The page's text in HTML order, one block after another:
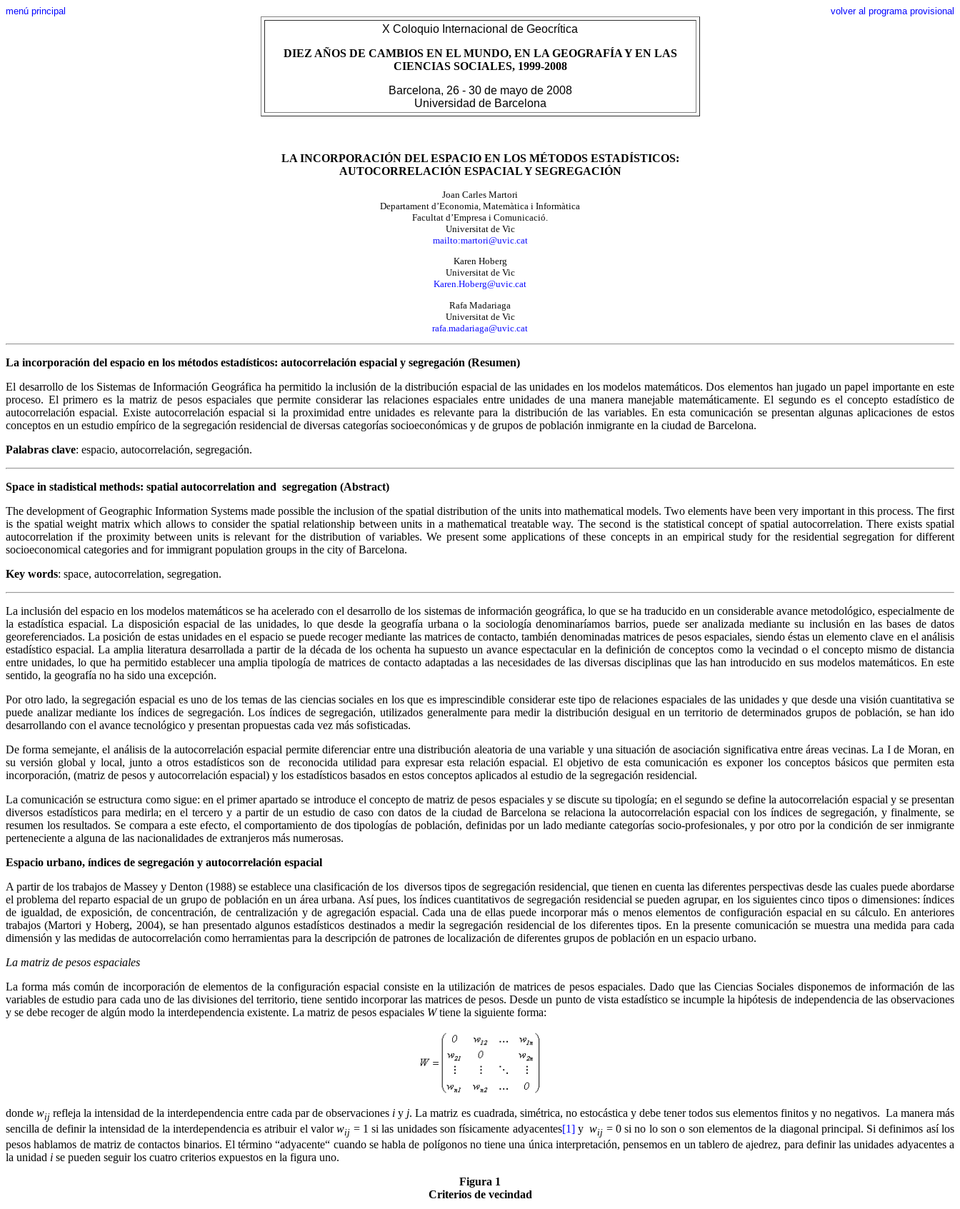
menú principal volver al programa provisional
X Coloquio Internacional de Geocrítica
DIEZ AÑOS DE CAMBIOS EN EL MUNDO, EN LA GEOGRAFÍA Y EN LAS
CIENCIAS SOCIALES, 1999-2008
Barcelona, 26 - 30 de mayo de 2008
Universidad de Barcelona
LA INCORPORACIÓN DEL ESPACIO EN LOS MÉTODOS ESTADÍSTICOS:
AUTOCORRELACIÓN ESPACIAL Y SEGREGACIÓN
Joan Carles Martori
Departament d’Economia, Matemàtica i Informàtica
Facultat d’Empresa i Comunicació.
Universitat de Vic
mailto:martori@uvic.cat
Karen Hoberg
Universitat de Vic
Karen.Hoberg@uvic.cat
Rafa Madariaga
Universitat de Vic
rafa.madariaga@uvic.cat
La incorporación del espacio en los métodos estadísticos: autocorrelación espacial y segregación (Resumen)
El desarrollo de los Sistemas de Información Geográfica ha permitido la inclusión de la distribución espacial de las unidades en los modelos matemáticos. Dos elementos han jugado un papel importante en este
proceso. El primero es la matriz de pesos espaciales que permite considerar las relaciones espaciales entre unidades de una manera manejable matemáticamente. El segundo es el concepto estadístico de
autocorrelación espacial. Existe autocorrelación espacial si la proximidad entre unidades es relevante para la distribución de las variables. En esta comunicación se presentan algunas aplicaciones de estos
conceptos en un estudio empírico de la segregación residencial de diversas categorías socioeconómicas y de grupos de población inmigrante en la ciudad de Barcelona.
Palabras clave: espacio, autocorrelación, segregación.
Space in stadistical methods: spatial autocorrelation and segregation (Abstract)
The development of Geographic Information Systems made possible the inclusion of the spatial distribution of the units into mathematical models. Two elements have been very important in this process. The first
is the spatial weight matrix which allows to consider the spatial relationship between units in a mathematical treatable way. The second is the statistical concept of spatial autocorrelation. There exists spatial
autocorrelation if the proximity between units is relevant for the distribution of variables. We present some applications of these concepts in an empirical study for the residential segregation for different
socioeconomical categories and for immigrant population groups in the city of Barcelona.
Key words: space, autocorrelation, segregation.
La inclusión del espacio en los modelos matemáticos se ha acelerado con el desarrollo de los sistemas de información geográfica, lo que se ha traducido en un considerable avance metodológico, especialmente de
la estadística espacial. La disposición espacial de las unidades, lo que desde la geografía urbana o la sociología denominaríamos barrios, puede ser analizada mediante su inclusión en las bases de datos
georeferenciados. La posición de estas unidades en el espacio se puede recoger mediante las matrices de contacto, también denominadas matrices de pesos espaciales, siendo éstas un elemento clave en el análisis
estadístico espacial. La amplia literatura desarrollada a partir de la década de los ochenta ha supuesto un avance espectacular en la definición de conceptos como la vecindad o el concepto mismo de distancia
entre unidades, lo que ha permitido establecer una amplia tipología de matrices de contacto adaptadas a las necesidades de las diversas disciplinas que las han introducido en sus modelos matemáticos. En este
sentido, la geografía no ha sido una excepción.
Por otro lado, la segregación espacial es uno de los temas de las ciencias sociales en los que es imprescindible considerar este tipo de relaciones espaciales de las unidades y que desde una visión cuantitativa se
puede analizar mediante los índices de segregación. Los índices de segregación, utilizados generalmente para medir la distribución desigual en un territorio de determinados grupos de población, se han ido
desarrollando con el avance tecnológico y presentan propuestas cada vez más sofisticadas.
De forma semejante, el análisis de la autocorrelación espacial permite diferenciar entre una distribución aleatoria de una variable y una situación de asociación significativa entre áreas vecinas. La I de Moran, en
su versión global y local, junto a otros estadísticos son de reconocida utilidad para expresar esta relación espacial. El objetivo de esta comunicación es exponer los conceptos básicos que permiten esta
incorporación, (matriz de pesos y autocorrelación espacial) y los estadísticos basados en estos conceptos aplicados al estudio de la segregación residencial.
La comunicación se estructura como sigue: en el primer apartado se introduce el concepto de matriz de pesos espaciales y se discute su tipología; en el segundo se define la autocorrelación espacial y se presentan
diversos estadísticos para medirla; en el tercero y a partir de un estudio de caso con datos de la ciudad de Barcelona se relaciona la autocorrelación espacial con los índices de segregación, y finalmente, se
resumen los resultados. Se compara a este efecto, el comportamiento de dos tipologías de población, definidas por un lado mediante categorías socio-profesionales, y por otro por la condición de ser inmigrante
perteneciente a alguna de las nacionalidades de extranjeros más numerosas.
Espacio urbano, índices de segregación y autocorrelación espacial
A partir de los trabajos de Massey y Denton (1988) se establece una clasificación de los diversos tipos de segregación residencial, que tienen en cuenta las diferentes perspectivas desde las cuales puede abordarse
el problema del reparto espacial de un grupo de población en un área urbana. Así pues, los índices cuantitativos de segregación residencial se pueden agrupar, en los siguientes cinco tipos o dimensiones: índices
de igualdad, de exposición, de concentración, de centralización y de agregación espacial. Cada una de ellas puede incorporar más o menos elementos de configuración espacial en su cálculo. En anteriores
trabajos (Martori y Hoberg, 2004), se han presentado algunos estadísticos destinados a medir la segregación residencial de los diferentes tipos. En la presente comunicación se muestra una medida para cada
dimensión y las medidas de autocorrelación como herramientas para la descripción de patrones de localización de diferentes grupos de población en un espacio urbano.
La matriz de pesos espaciales
La forma más común de incorporación de elementos de la configuración espacial consiste en la utilización de matrices de pesos espaciales. Dado que las Ciencias Sociales disponemos de información de las
variables de estudio para cada uno de las divisiones del territorio, tiene sentido incorporar las matrices de pesos. Desde un punto de vista estadístico se incumple la hipótesis de independencia de las observaciones
y se debe recoger de algún modo la interdependencia existente. La matriz de pesos espaciales Wtiene la siguiente forma:
dondewij refleja la intensidad de la interdependencia entre cada par de observaciones i y j. La matriz es cuadrada, simétrica, no estocástica y debe tener todos sus elementos finitos y no negativos. La manera más
sencilla de definir la intensidad de la interdependencia es atribuir el valorwij = 1 si las unidades son físicamente adyacentes[1]ywij = 0 si no lo son o son elementos de la diagonal principal. Si definimos así los
pesos hablamos de matriz de contactos binarios. El término “adyacente“ cuando se habla de polígonos no tiene una única interpretación, pensemos en un tablero de ajedrez, para definir las unidades adyacentes a
la unidad i se pueden seguir los cuatro criterios expuestos en la figura uno.
Figura 1
Criterios de vecindad